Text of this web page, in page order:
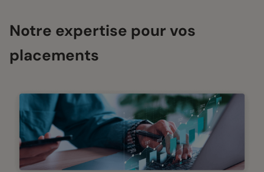
Notre expertise pour vos
placements